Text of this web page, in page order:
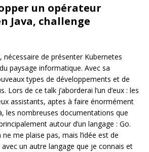
un opérateur
Java, challenge
nécessaire de présenter Kubernetes
paysage informatique. Avec sa
types de développements et de
Lors de ce talk j’aborderai l’un d’eux : les
assistants, aptes à faire énormément
les nombreuses documentations que
autour d’un langage : Go.
ne me plaise pas, mais l’idée est de
un autre langage que je connais et